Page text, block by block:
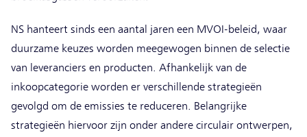
NS hanteert sinds een aantal jaren een MVOI-beleid, waar
duurzame keuzes worden meegewogen binnen de selectie
van leveranciers en producten. Afhankelijk van de
inkoopcategorie worden er verschillende strategieën
gevolgd om de emissies te reduceren. Belangrijke
strategieën hiervoor zijn onder andere circulair ontwerpen,